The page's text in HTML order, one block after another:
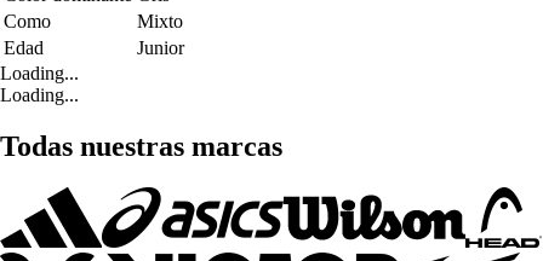
Como
Mixto
Edad
Junior
Loading...
Loading...
Todas nuestras marcas